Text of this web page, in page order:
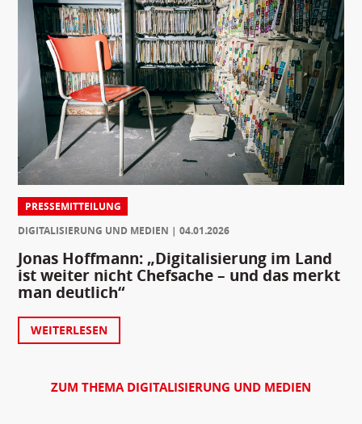
PRESSEMITTEILUNG
DIGITALISIERUNG UND MEDIEN
04.01.2026
Jonas Hoffmann: „Digitalisierung im Land
ist weiter nicht Chefsache – und das merkt
man deutlich“
WEITERLESEN
ZUM THEMA DIGITALISIERUNG UND MEDIEN